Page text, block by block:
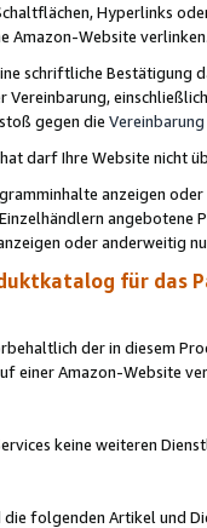
Hyperlinks
Amazon-Website
schriftliche
Vereinbarung,
gegen die Vereinbarung
darf Ihre Website nicht
anzeigen
oder anderweitig
für das
der in diesem
einer Amazon-Website
keine weiteren
folgenden Artikel und